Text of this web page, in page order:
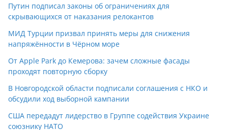
Путин подписал законы об ограничениях для
скрывающихся от наказания релокантов
МИД Турции призвал принять меры для снижения
напряжённости в Чёрном море
От Apple Park до Кемерова: зачем сложные фасады
проходят повторную сборку
В Новгородской области подписали соглашения с НКО и
обсудили ход выборной кампании
США передадут лидерство в Группе содействия Украине
союзнику НАТО